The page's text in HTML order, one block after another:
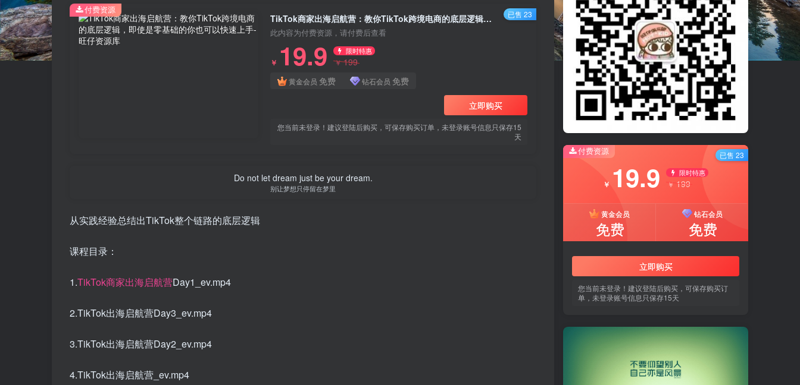
TikTok商家出海启航营：教你TikTok跨境电商的底层逻辑，即使是零基础的你也可以快速上手
此内容为付费资源，请付费后查看
￥ 19.9 限时特惠
￥199
黄金会员 免费 钻石会员 免费
立即购买
您当前未登录！建议登陆后购买，可保存购买订单，未登录账号信息只保存15
天
付费资源 已售 23
Do not let dream just be your dream.
别让梦想只停留在梦里
从实践经验总结出TikTok整个链路的底层逻辑
课程目录：
1.TikTok商家出海启航营Day1_ev.mp4
2.TikTok出海启航营Day3_ev.mp4
3.TikTok出海启航营Day2_ev.mp4
4.TikTok出海启航营_ev.mp4
付费资源
￥ 19.9 限时特惠
￥ 199
黄金会员
免费
钻石会员
免费
立即购买
您当前未登录！建议登陆后购买，可保存购买订
单，未登录账号信息只保存15天
已售 23